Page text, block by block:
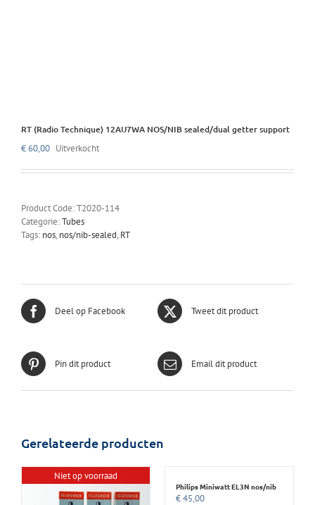
RT (Radio Technique) 12AU7WA NOS/NIB sealed/dual getter support
€60,00 Uitverkocht
Product Code:T2020-114
Categorie:Tubes
Tags: nos, nos/nib-sealed, RT
Deel op Facebook Tweet dit product
Pin dit product Email dit product
Gerelateerde producten
Niet op voorraad
Philips Miniwatt EL3N nos/nib
€45,00